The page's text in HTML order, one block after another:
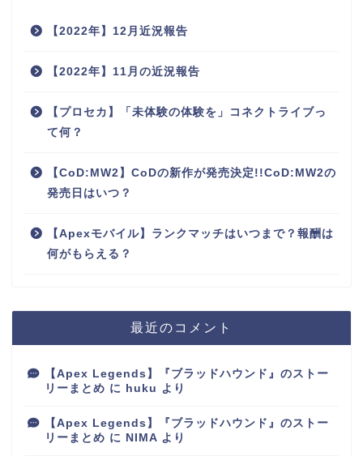
【2022年】12月近況報告
【2022年】11月の近況報告
【プロセカ】「未体験の体験を」コネクトライブっ
て何？
【CoD:MW2】CoDの新作が発売決定!!CoD:MW2の
発売日はいつ？
【Apexモバイル】ランクマッチはいつまで？報酬は
何がもらえる？
最近のコメント
【Apex Legends】『ブラッドハウンド』のストー
リーまとめ に huku より
【Apex Legends】『ブラッドハウンド』のストー
リーまとめ に NIMA より